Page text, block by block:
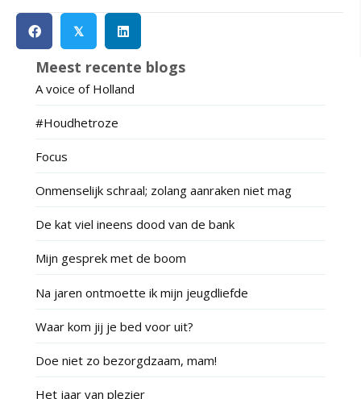
𝕏
Meest recente blogs
A voice of Holland
#Houdhetroze
Focus
Onmenselijk schraal; zolang aanraken niet mag
De kat viel ineens dood van de bank
Mijn gesprek met de boom
Na jaren ontmoette ik mijn jeugdliefde
Waar kom jij je bed voor uit?
Doe niet zo bezorgdzaam, mam!
Het jaar van plezier